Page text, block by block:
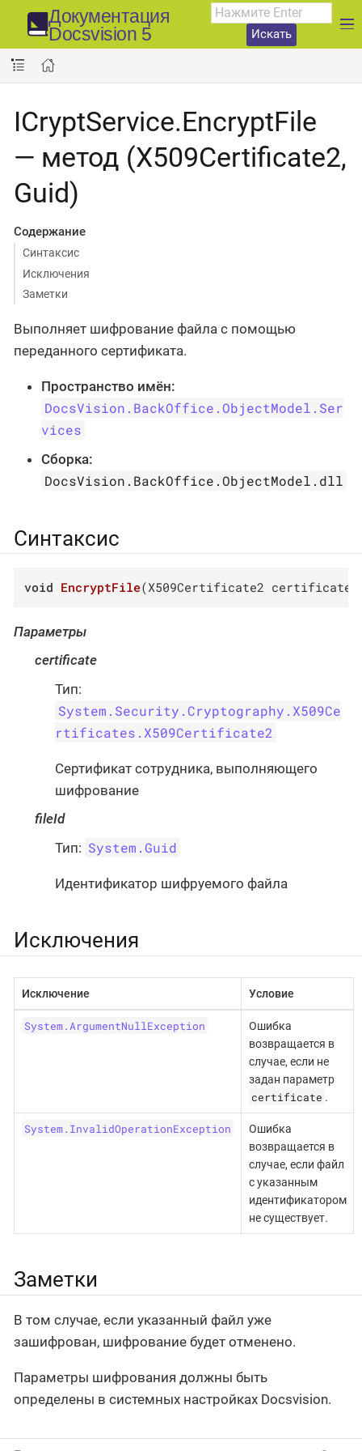
Документация
Docsvision 5
Искать
ICryptService.EncryptFile
— метод (X509Certificate2,
Guid)
Содержание
Синтаксис
Исключения
Заметки
Выполняет шифрование файла с помощью
переданного сертификата.
Пространство имён:
DocsVision.BackOffice.ObjectModel.Ser
vices
Сборка:
DocsVision.BackOffice.ObjectModel.dll
Синтаксис
void EncryptFile(X509Certificate2
Параметры
certificate
Тип:
System.Security.Cryptography.X509Ce
rtificates.X509Certificate2
Сертификат сотрудника, выполняющего
шифрование
fileId
Тип: System.Guid
Идентификатор шифруемого файла
Исключения
Исключение Условие
System.ArgumentNullException
Ошибка
возвращается в
случае, если не
задан параметр
certificate .
System.InvalidOperationException
Ошибка
возвращается в
случае, если файл
с указанным
идентификатором
не существует.
Заметки
В том случае, если указанный файл уже
зашифрован, шифрование будет отменено.
Параметры шифрования должны быть
определены в системных настройках Docsvision.